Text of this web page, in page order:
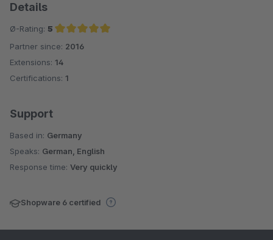
Details
Ø-Rating: 5
Average rating of 5 out of 5 stars
Partner since: 2016
Extensions: 14
Certifications: 1
Support
Based in: Germany
Speaks: German, English
Response time: Very quickly
Shopware 6 certified